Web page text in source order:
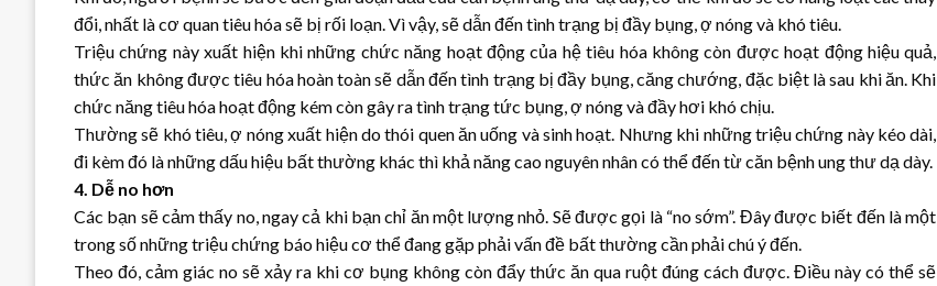
đổi, nhất là cơ quan tiêu hóa sẽ bị rối loạn. Vì vậy, sẽ dẫn đến tình trạng bị đầy bụng, ợ nóng và khó tiêu.
Triệu chứng này xuất hiện khi những chức năng hoạt động của hệ tiêu hóa không còn được hoạt động hiệu quả,
thức ăn không được tiêu hóa hoàn toàn sẽ dẫn đến tình trạng bị đầy bụng, căng chướng, đặc biệt là sau khi ăn. Khi
chức năng tiêu hóa hoạt động kém còn gây ra tình trạng tức bụng, ợ nóng và đầy hơi khó chịu.
Thường sẽ khó tiêu, ợ nóng xuất hiện do thói quen ăn uống và sinh hoạt. Nhưng khi những triệu chứng này kéo dài,
đi kèm đó là những dấu hiệu bất thường khác thì khả năng cao nguyên nhân có thể đến từ căn bệnh ung thư dạ dày.
4. Dễ no hơn
Các bạn sẽ cảm thấy no, ngay cả khi bạn chỉ ăn một lượng nhỏ. Sẽ được gọi là “no sớm”. Đây được biết đến là một
trong số những triệu chứng báo hiệu cơ thể đang gặp phải vấn đề bất thường cần phải chú ý đến.
Theo đó, cảm giác no sẽ xảy ra khi cơ bụng không còn đẩy thức ăn qua ruột đúng cách được. Điều này có thể sẽ